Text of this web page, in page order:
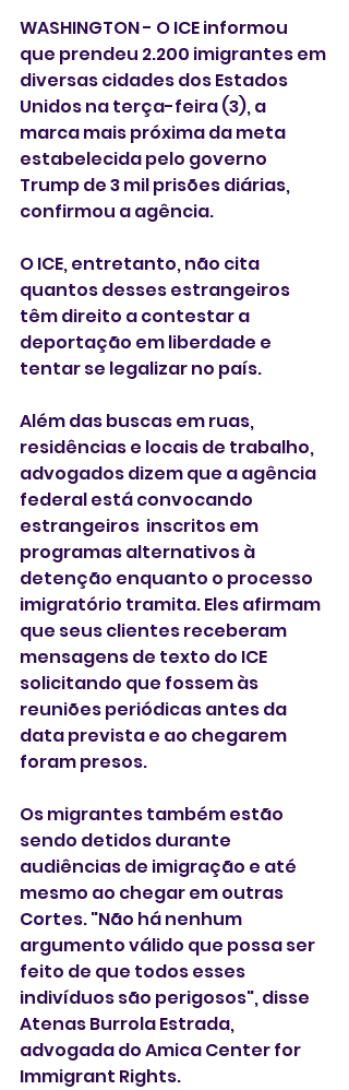
WASHINGTON - O ICE informou
que prendeu 2.200 imigrantes em
diversas cidades dos Estados
Unidos na terça-feira (3), a
marca mais próxima da meta
estabelecida pelo governo
Trump de 3 mil prisões diárias,
confirmou a agência.
O ICE, entretanto, não cita
quantos desses estrangeiros
têm direito a contestar a
deportação em liberdade e
tentar se legalizar no país.
Além das buscas em ruas,
residências e locais de trabalho,
advogados dizem que a agência
federal está convocando
estrangeiros  inscritos em
programas alternativos à
detenção enquanto o processo
imigratório tramita. Eles afirmam
que seus clientes receberam
mensagens de texto do ICE
solicitando que fossem às
reuniões periódicas antes da
data prevista e ao chegarem
foram presos.
Os migrantes também estão
sendo detidos durante
audiências de imigração e até
mesmo ao chegar em outras
Cortes. "Não há nenhum
argumento válido que possa ser
feito de que todos esses
indivíduos são perigosos", disse
Atenas Burrola Estrada,
advogada do Amica Center for
Immigrant Rights.